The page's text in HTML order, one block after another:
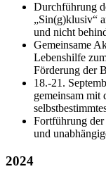
Durchführung
„Sin(g)klusiv“
und nicht
Gemeinsame
Lebenshilfe
Förderung der
18.-21.
gemeinsam mit
Fortführung
und
2024